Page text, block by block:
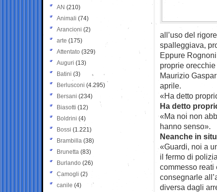
all’uso del
spalleggiava,
Eppure
proprie
Maurizio
aprile.
«Ha detto
Ha detto
«Ma noi non
hanno senso».
Neanche in
«Guardi, noi a
il fermo di
commesso reati
consegnarle
diversa dagli
AN (210)
Animali (74)
Arancioni (2)
arte (175)
Attentato (329)
Auguri (13)
Batini (3)
Berlusconi (4.295)
Bersani (234)
Biasotti (12)
Boldrini (4)
Bossi (1.221)
Brambilla (38)
Brunetta (83)
Burlando (26)
Camogli (2)
canile (4)